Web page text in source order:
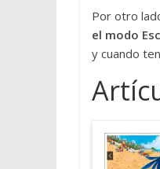
Por otro
el modo
y cuando